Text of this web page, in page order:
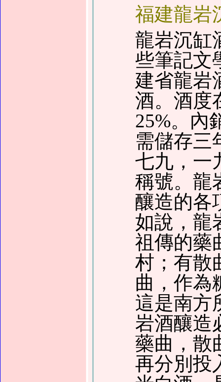
福建龍岩
龍岩沉缸
些筆記文
建省龍岩
酒。酒度
25%。內
需儲存三
七九， 一
稱號。龍
釀造的各
如說，龍
祖傳的藥
村 ； 有散
曲，作為
這是南方
岩酒釀造
藥曲，散
再分別投